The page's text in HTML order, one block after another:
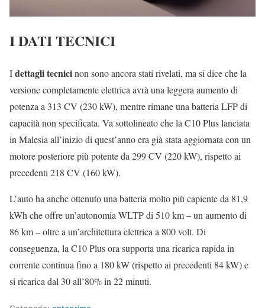
I DATI TECNICI
Idettagli tecnicinon sono ancora stati rivelati, ma si dice che la
versione completamente elettrica avrà una leggera aumento di
potenza a 313 CV (230 kW), mentre rimane una batteria LFP di
capacità non specificata. Va sottolineato che la C10 Plus lanciata
in Malesia all’inizio di quest’anno era già stata aggiornata con un
motore posteriore più potente da 299 CV (220 kW), rispetto ai
precedenti 218 CV (160 kW).
L’auto ha anche ottenuto una batteria molto più capiente da 81,9
kWh che offre un’autonomia WLTP di 510 km – un aumento di
86 km – oltre a un’architettura elettrica a 800 volt. Di
conseguenza, la C10 Plus ora supporta una ricarica rapida in
corrente continua fino a 180 kW (rispetto ai precedenti 84 kW) e
si ricarica dal 30 all’80% in 22 minuti.